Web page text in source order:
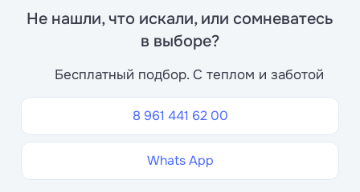
Не нашли, что искали, или сомневатесь
в выборе?
Бесплатный подбор. С теплом и заботой
8 961 441 62 00
Whats App